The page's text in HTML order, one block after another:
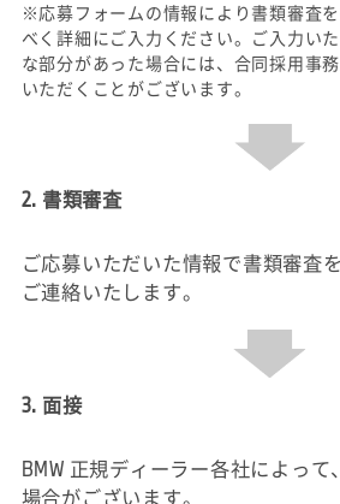
※応募フォームの情報により書類審査
べく詳細にご入力ください。ご入力い
な部分があった場合には、合同採用事
いただくことがございます。
2. 書類審査
ご応募いただいた情報で書類審査
ご連絡いたします。
3. 面接
BMW 正規ディーラー各社によっ
場合がございます。